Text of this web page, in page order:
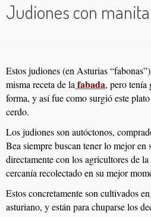
Judiones con
Estos judiones (en Asturias
misma receta de lafabada, pero tenía
forma, y así fue como surgió este
cerdo.
Los judiones son autóctonos,
Bea siempre buscan tener lo mejor en
directamente con los agricultores de
cercanía recolectado en su mejor
Estos concretamente son cultivados en
asturiano, y están para chuparse los